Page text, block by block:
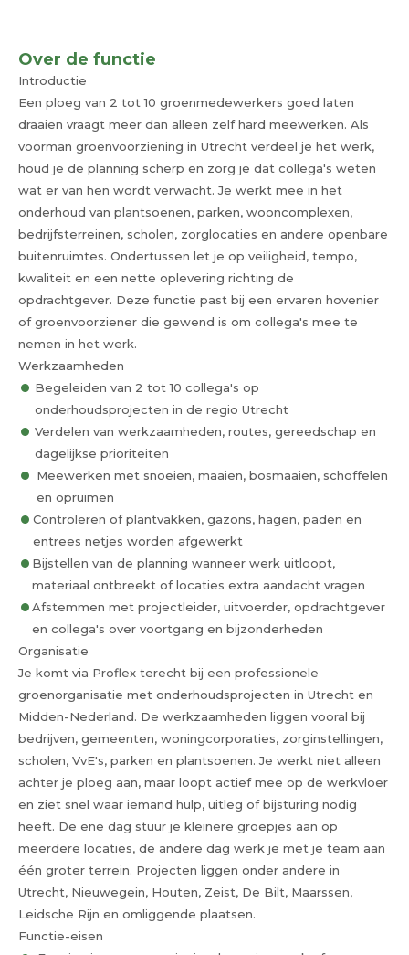
Over de functie
Introductie
Een ploeg van 2 tot 10 groenmedewerkers goed laten
draaien vraagt meer dan alleen zelf hard meewerken. Als
voorman groenvoorziening in Utrecht verdeel je het werk,
houd je de planning scherp en zorg je dat collega's weten
wat er van hen wordt verwacht. Je werkt mee in het
onderhoud van plantsoenen, parken, wooncomplexen,
bedrijfsterreinen, scholen, zorglocaties en andere openbare
buitenruimtes. Ondertussen let je op veiligheid, tempo,
kwaliteit en een nette oplevering richting de
opdrachtgever. Deze functie past bij een ervaren hovenier
of groenvoorziener die gewend is om collega's mee te
nemen in het werk.
Werkzaamheden
Begeleiden van 2 tot 10 collega's op
onderhoudsprojecten in de regio Utrecht
Verdelen van werkzaamheden, routes, gereedschap en
dagelijkse prioriteiten
Meewerken met snoeien, maaien, bosmaaien, schoffelen
en opruimen
Controleren of plantvakken, gazons, hagen, paden en
entrees netjes worden afgewerkt
Bijstellen van de planning wanneer werk uitloopt,
materiaal ontbreekt of locaties extra aandacht vragen
Afstemmen met projectleider, uitvoerder, opdrachtgever
en collega's over voortgang en bijzonderheden
Organisatie
Je komt via Proflex terecht bij een professionele
groenorganisatie met onderhoudsprojecten in Utrecht en
Midden-Nederland. De werkzaamheden liggen vooral bij
bedrijven, gemeenten, woningcorporaties, zorginstellingen,
scholen, VvE's, parken en plantsoenen. Je werkt niet alleen
achter je ploeg aan, maar loopt actief mee op de werkvloer
en ziet snel waar iemand hulp, uitleg of bijsturing nodig
heeft. De ene dag stuur je kleinere groepjes aan op
meerdere locaties, de andere dag werk je met je team aan
één groter terrein. Projecten liggen onder andere in
Utrecht, Nieuwegein, Houten, Zeist, De Bilt, Maarssen,
Leidsche Rijn en omliggende plaatsen.
Functie-eisen